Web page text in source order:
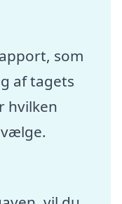
som
af tagets
hvilken